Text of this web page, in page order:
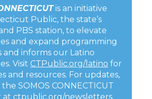
is an initiative
Public, the state’s
PBS station, to elevate
and expand programming
informs our Latino
Visit CTPublic.org/latino for
and resources. For updates,
SOMOS CONNECTICUT
at ctpublic.org/newsletters.